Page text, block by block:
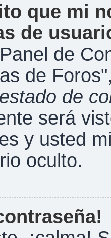
que mi
de
de
de
de
será
y usted
oculto.